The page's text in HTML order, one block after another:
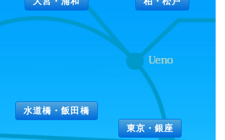
水道橋・飯田橋
東京・銀座